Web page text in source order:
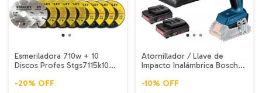
Esmeriladora 710w + 10
Discos Profes Stgs7115k10
-20% OFF
Atornillador / Llave de
Impacto Inalámbrica Bosch
-10% OFF